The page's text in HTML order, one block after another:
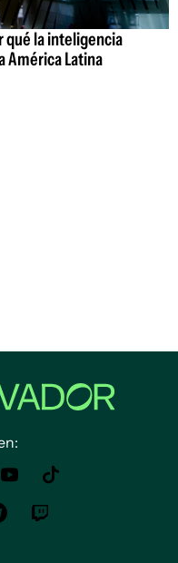
qué la inteligencia
América Latina